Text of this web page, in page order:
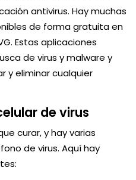
antivirus. Hay muchas
de forma gratuita en
Estas aplicaciones
de virus y malware y
y eliminar cualquier
de virus
curar, y hay varias
de virus. Aquí hay